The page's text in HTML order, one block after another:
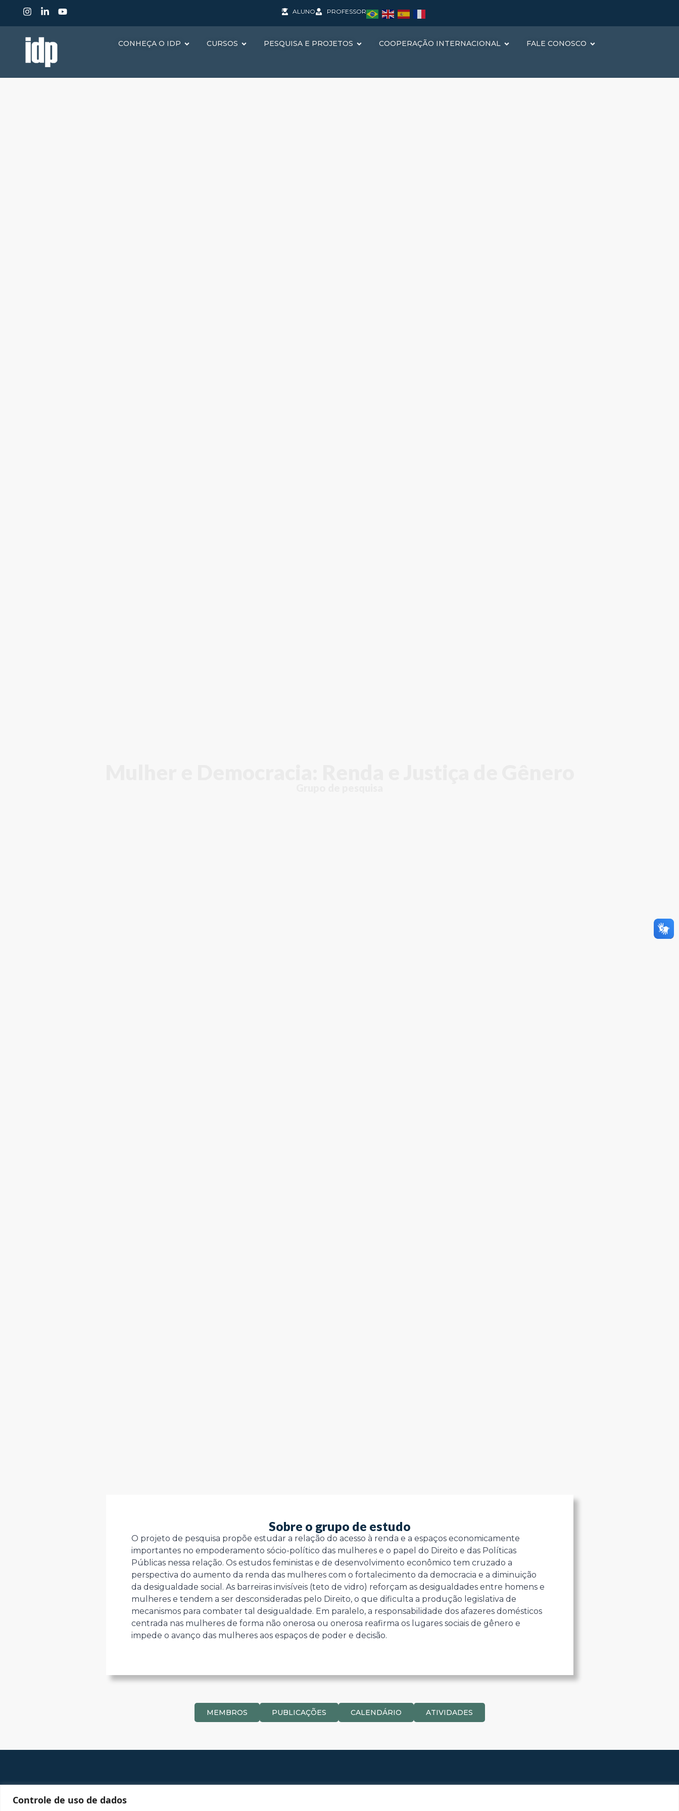
Controle de uso de dados
ALUNO PROFESSOR
CONHEÇA O IDP CURSOS PESQUISA E PROJETOS COOPERAÇÃO INTERNACIONAL FALE CONOSCO
Sobre o grupo de estudo
O projeto de pesquisa propõe estudar a relação do acesso à renda e a espaços economicamente
importantes no empoderamento sócio-político das mulheres e o papel do Direito e das Políticas
Públicas nessa relação. Os estudos feministas e de desenvolvimento econômico tem cruzado a
perspectiva do aumento da renda das mulheres com o fortalecimento da democracia e a diminuição
da desigualdade social. As barreiras invisíveis (teto de vidro) reforçam as desigualdades entre homens e
mulheres e tendem a ser desconsideradas pelo Direito, o que dificulta a produção legislativa de
mecanismos para combater tal desigualdade. Em paralelo, a responsabilidade dos afazeres domésticos
centrada nas mulheres de forma não onerosa ou onerosa reafirma os lugares sociais de gênero e
impede o avanço das mulheres aos espaços de poder e decisão.
MEMBROS PUBLICAÇÕES CALENDÁRIO ATIVIDADES
Proposta do grupo